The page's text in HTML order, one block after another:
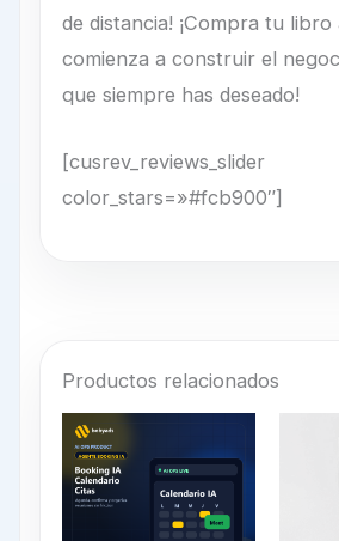
de distancia! ¡Compra tu
comienza a construir el
que siempre has deseado!
[cusrev_reviews_slider
color_stars=»#fcb900″]
Productos relacionados